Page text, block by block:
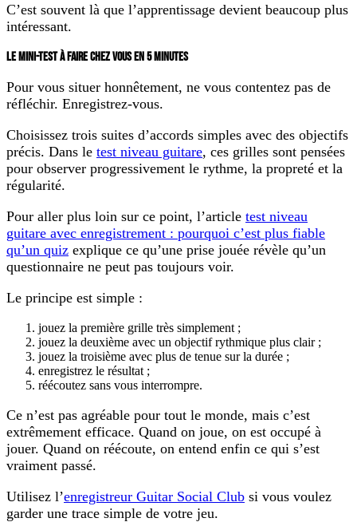
C’est souvent là que l’apprentissage devient beaucoup plus
intéressant.
LE MINI-TEST À FAIRE CHEZ VOUS EN 5 MINUTES
Pour vous situer honnêtement, ne vous contentez pas de
réfléchir. Enregistrez-vous.
Choisissez trois suites d’accords simples avec des objectifs
précis. Dans le test niveau guitare, ces grilles sont pensées
pour observer progressivement le rythme, la propreté et la
régularité.
Pour aller plus loin sur ce point, l’article test niveau
guitare avec enregistrement : pourquoi c’est plus fiable
qu’un quiz explique ce qu’une prise jouée révèle qu’un
questionnaire ne peut pas toujours voir.
Le principe est simple :
jouez la première grille très simplement ;
jouez la deuxième avec un objectif rythmique plus clair ;
jouez la troisième avec plus de tenue sur la durée ;
enregistrez le résultat ;
réécoutez sans vous interrompre.
Ce n’est pas agréable pour tout le monde, mais c’est
extrêmement efficace. Quand on joue, on est occupé à
jouer. Quand on réécoute, on entend enfin ce qui s’est
vraiment passé.
Utilisez l’enregistreur Guitar Social Club si vous voulez
garder une trace simple de votre jeu.